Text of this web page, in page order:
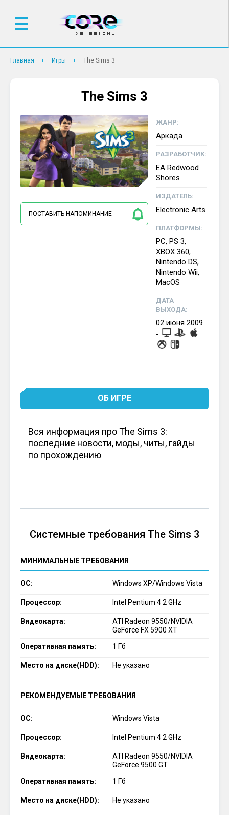
Главная Игры The Sims 3
The Sims 3
ПОСТАВИТЬ НАПОМИНАНИЕ
ЖАНР:
Аркада
РАЗРАБОТЧИК:
EA Redwood
Shores
ИЗДАТЕЛЬ:
Electronic Arts
ПЛАТФОРМЫ:
PC, PS 3,
XBOX 360,
Nintendo DS,
Nintendo Wii,
MacOS
ДАТА
ВЫХОДА:
02 июня 2009
-
ОБ ИГРЕ
Вся информация про The Sims 3:
последние новости, моды, читы, гайды
по прохождению
Системные требования The Sims 3
МИНИМАЛЬНЫЕ ТРЕБОВАНИЯ
ОС: Windows XP/Windows Vista
Процессор: Intel Pentium 4 2 GHz
Видеокарта:
ATI Radeon 9550/NVIDIA
GeForce FX 5900 XT
Оперативная память:
1 Гб
Место на диске(HDD): Не указано
РЕКОМЕНДУЕМЫЕ ТРЕБОВАНИЯ
ОС: Windows Vista
Процессор: Intel Pentium 4 2 GHz
Видеокарта:
ATI Radeon 9550/NVIDIA
GeForce 9500 GT
Оперативная память:
1 Гб
Место на диске(HDD): Не указано